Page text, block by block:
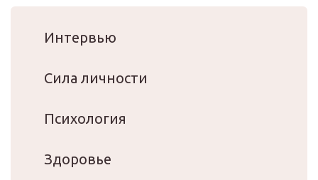
Интервью
Сила личности
Психология
Здоровье